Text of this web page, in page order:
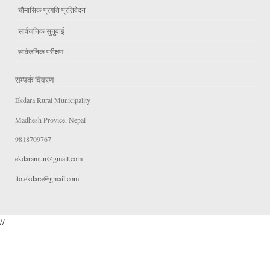
चौमासिक प्रगति प्रतिवेदन
सार्वजनिक सुनुवाई
सार्वजनिक परीक्षण
सम्पर्क विवरण
Ekdara Rural Municipality
Madhesh Provice, Nepal
9818709767
ekdaramun@gmail.com
ito.ekdara@gmail.com
//